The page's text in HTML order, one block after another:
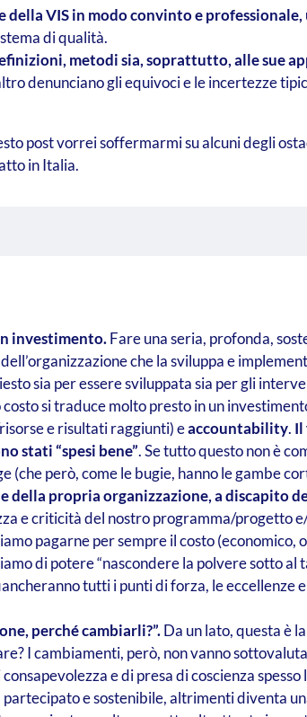
VIS in modo convinto e professionale,
di qualità.
metodi sia, soprattutto, alle sue
denunciano gli equivoci e le incertezze
post vorrei soffermarmi su alcuni degli
in Italia.
investimento.Fare una seria, profonda,
che la sviluppa e
sia per essere sviluppata sia per gli
si traduce molto presto in un
e risultati raggiunti) eaccountability. Il
stati “spesi bene”. Se tutto questo non è
(che però, come le bugie, hanno le gambe
della propria organizzazione, a discapito
e criticità del nostro programma/progetto
pagarne per sempre il costo
di potere “nascondere la polvere sotto
tutti i punti di forza, le eccellenze
perché cambiarli?”.Da un lato, questa è
I cambiamenti, però, non vanno
e di presa di coscienza
e sostenibile, altrimenti diventa